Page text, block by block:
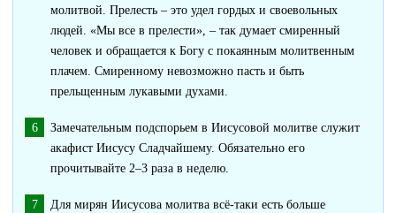
молитвой. Прелесть – это удел гордых и своевольных
людей. «Мы все в прелести», – так думает смиренный
человек и обращается к Богу с покаянным молитвенным
плачем. Смиренному невозможно пасть и быть
прельщенным лукавыми духами.
Замечательным подспорьем в Иисусовой молитве служит
акафист Иисусу Сладчайшему. Обязательно его
прочитывайте 2–3 раза в неделю.
Для мирян Иисусова молитва всё-таки есть больше